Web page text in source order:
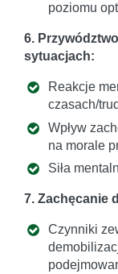
poziomu
6.
sytuacjach:
Reakcje
czasach/
Wpływ
na morale
Siła
7. Zachęcanie
Czynniki